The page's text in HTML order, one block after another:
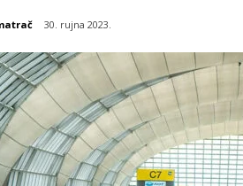
30. rujna 2023.